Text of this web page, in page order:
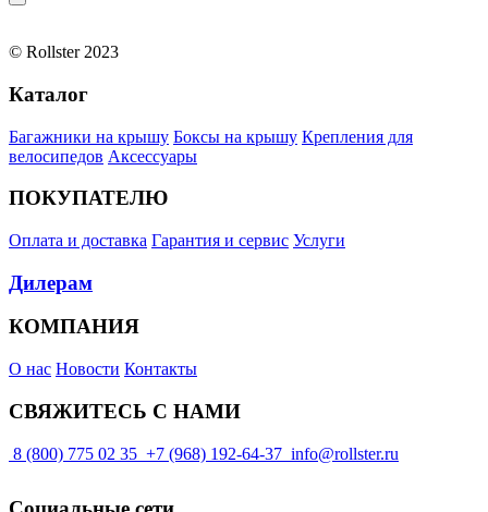
© Rollster 2023
Каталог
Багажники на крышу Боксы на крышу Крепления для
велосипедов Аксессуары
ПОКУПАТЕЛЮ
Оплата и доставка Гарантия и сервис Услуги
Дилерам
КОМПАНИЯ
О нас Новости Контакты
СВЯЖИТЕСЬ С НАМИ
8 (800) 775 02 35 +7 (968) 192-64-37 info@rollster.ru